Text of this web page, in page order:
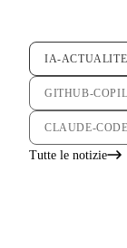
IA-
GITHUB-
CLAUDE-CODE
Tutte le notizie